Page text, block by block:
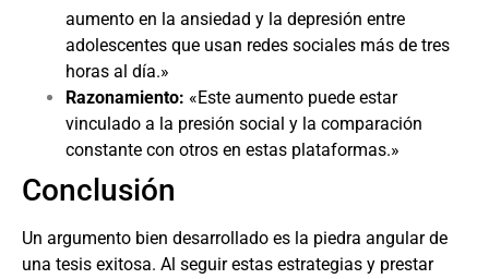
aumento en la ansiedad y la depresión entre
adolescentes que usan redes sociales más de tres
horas al día.»
Razonamiento: «Este aumento puede estar
vinculado a la presión social y la comparación
constante con otros en estas plataformas.»
Conclusión
Un argumento bien desarrollado es la piedra angular de
una tesis exitosa. Al seguir estas estrategias y prestar